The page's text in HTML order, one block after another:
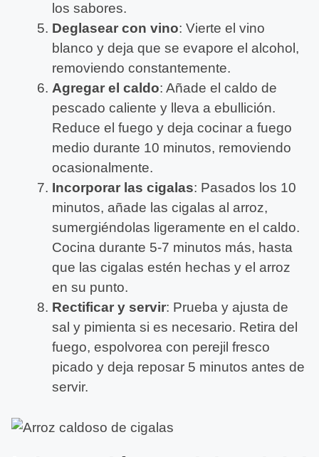
los sabores.
Deglasear con vino: Vierte el vino
blanco y deja que se evapore el alcohol,
removiendo constantemente.
Agregar el caldo: Añade el caldo de
pescado caliente y lleva a ebullición.
Reduce el fuego y deja cocinar a fuego
medio durante 10 minutos, removiendo
ocasionalmente.
Incorporar las cigalas: Pasados los 10
minutos, añade las cigalas al arroz,
sumergiéndolas ligeramente en el caldo.
Cocina durante 5-7 minutos más, hasta
que las cigalas estén hechas y el arroz
en su punto.
Rectificar y servir: Prueba y ajusta de
sal y pimienta si es necesario. Retira del
fuego, espolvorea con perejil fresco
picado y deja reposar 5 minutos antes de
servir.